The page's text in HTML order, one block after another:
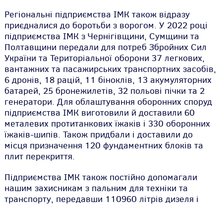
Регіональні підприємства ІМК також відразу
приєдналися до боротьби з ворогом. У 2022 році
підприємства ІМК з Чернігівщини, Сумщини та
Полтавщини передали для потреб Збройних Сил
України та Територіальної оборони 37 легкових,
вантажних та пасажирських транспортних засобів,
6 дронів, 18 рацій, 11 біноклів, 13 акумуляторних
батарей, 25 бронежилетів, 32 польові пічки та 2
генератори. Для облаштування оборонних споруд
підприємства ІМК виготовили й доставили 60
металевих протитанкових їжаків і 330 оборонних
їжаків-шипів. Також придбали і доставили до
місця призначення 120 фундаментних блоків та
плит перекриття.
Підприємства ІМК також постійно допомагали
нашим захисникам з пальним для техніки та
транспорту, передавши 110960 літрів дизеля і